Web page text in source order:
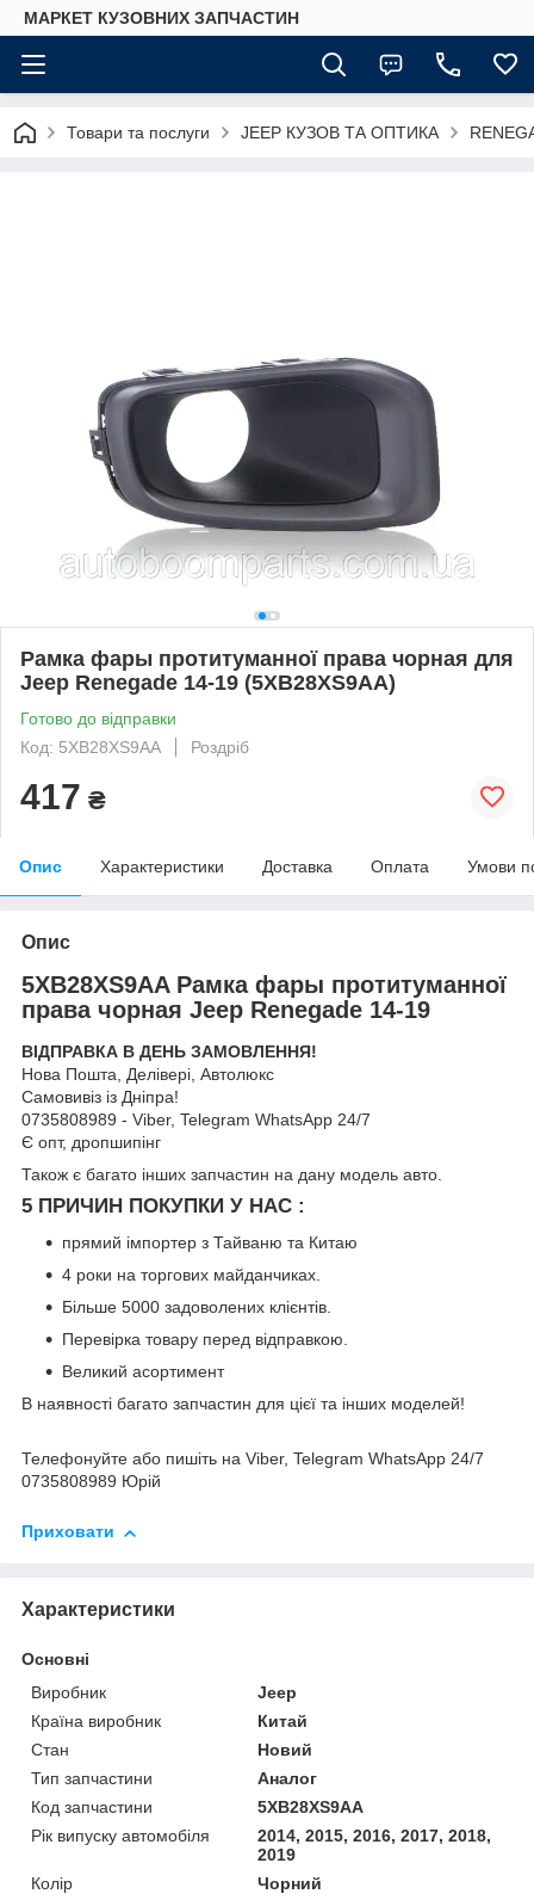
МАРКЕТ КУЗОВНИХ ЗАПЧАСТИН
Товари та послуги JEEP КУЗОВ ТА ОПТИКА
Рамка фары протитуманної права чорная для
Jeep Renegade 14-19 (5XB28XS9AA)
Готово до відправки
Код: 5XB28XS9AA
Роздріб
417 ₴
Опис Характеристики Доставка Оплата Умови
Опис
5XB28XS9AA Рамка фары протитуманної
права чорная Jeep Renegade 14-19
ВІДПРАВКА В ДЕНЬ ЗАМОВЛЕННЯ!
Нова Пошта, Делівері, Автолюкс
Самовивіз із Дніпра!
0735808989 - Viber, Telegram WhatsApp 24/7
Є опт, дропшипінг
Також є багато інших запчастин на дану модель авто.
5 ПРИЧИН ПОКУПКИ У НАС :
прямий імпортер з Тайваню та Китаю
4 роки на торгових майданчиках.
Більше 5000 задоволених клієнтів.
Перевірка товару перед відправкою.
Великий асортимент
В наявності багато запчастин для цієї та інших моделей!
Телефонуйте або пишіть на Viber, Telegram WhatsApp 24/7
0735808989 Юрій
Приховати
Характеристики
Основні
Виробник
Jeep
Країна виробник
Китай
Стан
Новий
Тип запчастини
Аналог
Код запчастини
5XB28XS9AA
Рік випуску автомобіля
2014, 2015, 2016, 2017, 2018,
2019
Колір
Чорний